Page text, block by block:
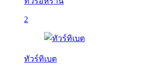
2
ทัวร์ทิเบต